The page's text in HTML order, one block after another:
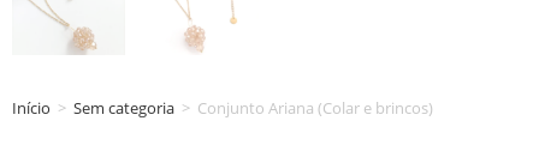
Início > Sem categoria > Conjunto Ariana (Colar e brincos)